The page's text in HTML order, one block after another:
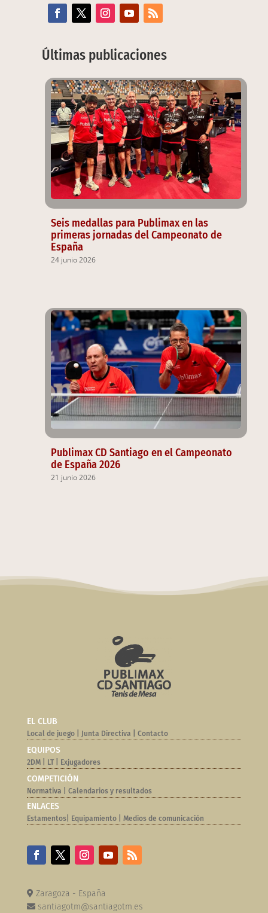
Últimas publicaciones
Seis medallas para Publimax en las
primeras jornadas del Campeonato de
España
24 junio 2026
Publimax CD Santiago en el Campeonato
de España 2026
21 junio 2026
EL CLUB
Local de juego| Junta Directiva Contacto
EQUIPOS
2DM| LT| Exjugadores
COMPETICIÓN
Normativa | Calendarios y resultados
ENLACES
Estamentos| Equipamiento| Medios de comunicación
Zaragoza - España
santiagotm@santiagotm.es